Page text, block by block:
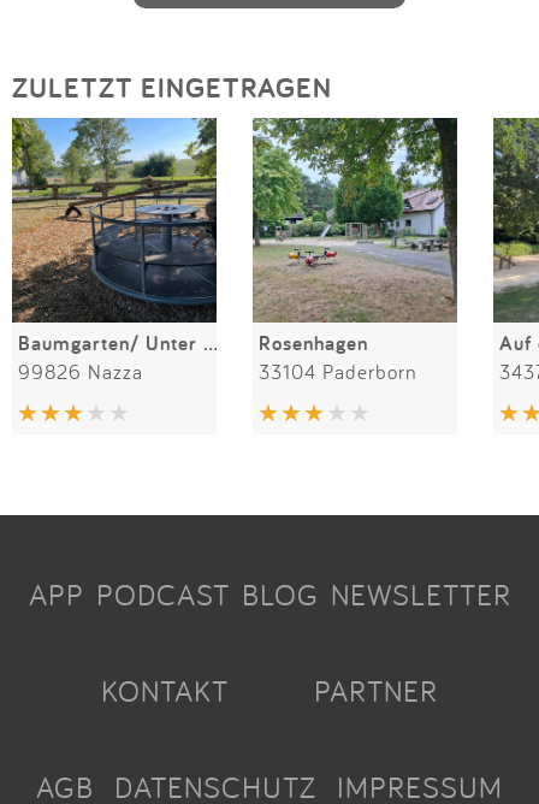
ZULETZT EINGETRAGEN
Baumgarten/ Unter den Linden
99826 Nazza
Rosenhagen
33104 Paderborn
Auf
APP PODCAST BLOG NEWSLETTER
KONTAKT PARTNER
AGB DATENSCHUTZ IMPRESSUM